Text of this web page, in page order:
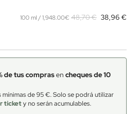
100 ml / 1,948.00€ 48,70 € 38,96 €
de tus comprasen cheques de 10
mínimas de 95 €. Solo se podrá utilizar
tickety no serán acumulables.